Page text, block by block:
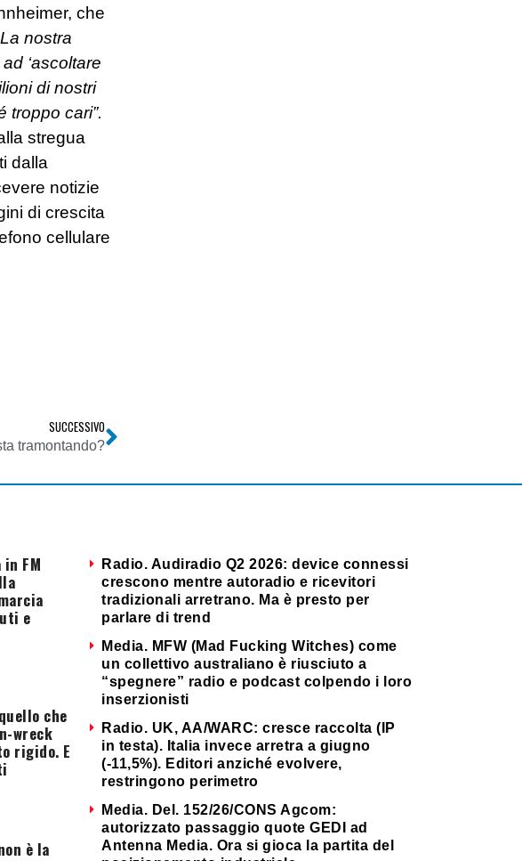
che
nostra
‘ascoltare
di nostri
troppo cari”.
stregua
dalla
notizie
di crescita
cellulare
SUCCESSIVO
tramontando?
FM
e
che
wreck
rigido. E
è la
Radio. Audiradio Q2 2026: device connessi
crescono mentre autoradio e ricevitori
tradizionali arretrano. Ma è presto per
parlare di trend
Media. MFW (Mad Fucking Witches) come
un collettivo australiano è riusciuto a
“spegnere” radio e podcast colpendo i loro
inserzionisti
Radio. UK, AA/WARC: cresce raccolta (IP
in testa). Italia invece arretra a giugno
(-11,5%). Editori anziché evolvere,
restringono perimetro
Media. Del. 152/26/CONS Agcom:
autorizzato passaggio quote GEDI ad
Antenna Media. Ora si gioca la partita del